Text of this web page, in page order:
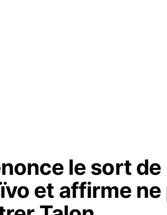
le sort de
et affirme ne